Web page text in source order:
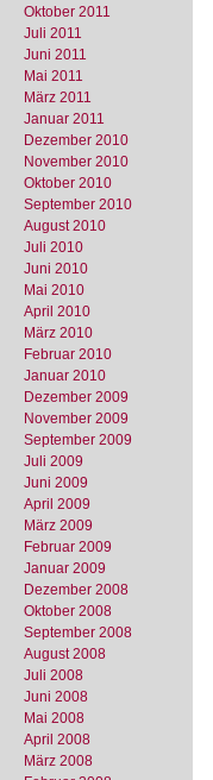
Oktober 2011
Juli 2011
Juni 2011
Mai 2011
März 2011
Januar 2011
Dezember 2010
November 2010
Oktober 2010
September 2010
August 2010
Juli 2010
Juni 2010
Mai 2010
April 2010
März 2010
Februar 2010
Januar 2010
Dezember 2009
November 2009
September 2009
Juli 2009
Juni 2009
April 2009
März 2009
Februar 2009
Januar 2009
Dezember 2008
Oktober 2008
September 2008
August 2008
Juli 2008
Juni 2008
Mai 2008
April 2008
März 2008